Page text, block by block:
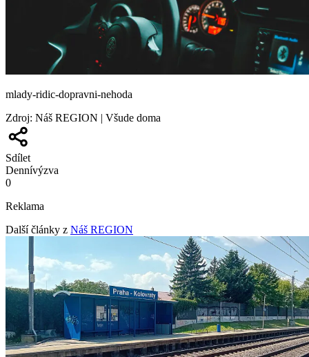
mlady-ridic-dopravni-nehoda
Zdroj: Náš REGION | Všude doma
Sdílet
Dennívýzva
0
Reklama
Další články z Náš REGION